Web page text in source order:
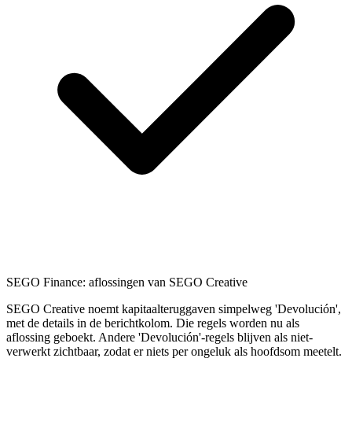
SEGO Finance: aflossingen van SEGO Creative
SEGO Creative noemt kapitaalteruggaven simpelweg 'Devolución',
met de details in de berichtkolom. Die regels worden nu als
aflossing geboekt. Andere 'Devolución'-regels blijven als niet-
verwerkt zichtbaar, zodat er niets per ongeluk als hoofdsom meetelt.